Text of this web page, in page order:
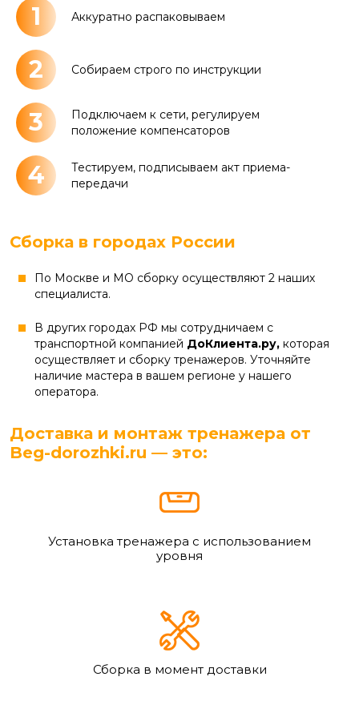
1 Аккуратно распаковываем
2 Собираем строго по инструкции
3
Подключаем к сети, регулируем
положение компенсаторов
4
Тестируем, подписываем акт приема-
передачи
Сборка в городах России
По Москве и МО сборку осуществляют 2 наших
специалиста.
В других городах РФ мы сотрудничаем с
транспортной компанией ДоКлиента.ру, которая
осуществляет и сборку тренажеров. Уточняйте
наличие мастера в вашем регионе у нашего
оператора.
Доставка и монтаж тренажера от
Beg-dorozhki.ru — это:
Установка тренажера с использованием
уровня
Сборка в момент доставки